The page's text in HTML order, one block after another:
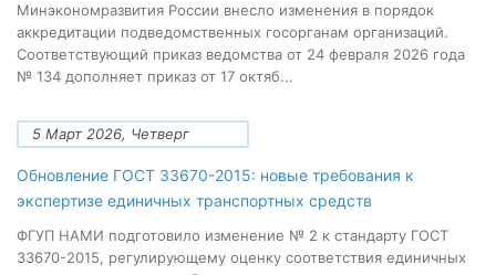
Минэкономразвития России внесло изменения в порядок
аккредитации подведомственных госорганам организаций.
Соответствующий приказ ведомства от 24 февраля 2026 года
№ 134 дополняет приказ от 17 октяб...
5 Март 2026, Четверг
Обновление ГОСТ 33670-2015: новые требования к
экспертизе единичных транспортных средств
ФГУП НАМИ подготовило изменение № 2 к стандарту ГОСТ
33670-2015, регулирующему оценку соответствия единичных